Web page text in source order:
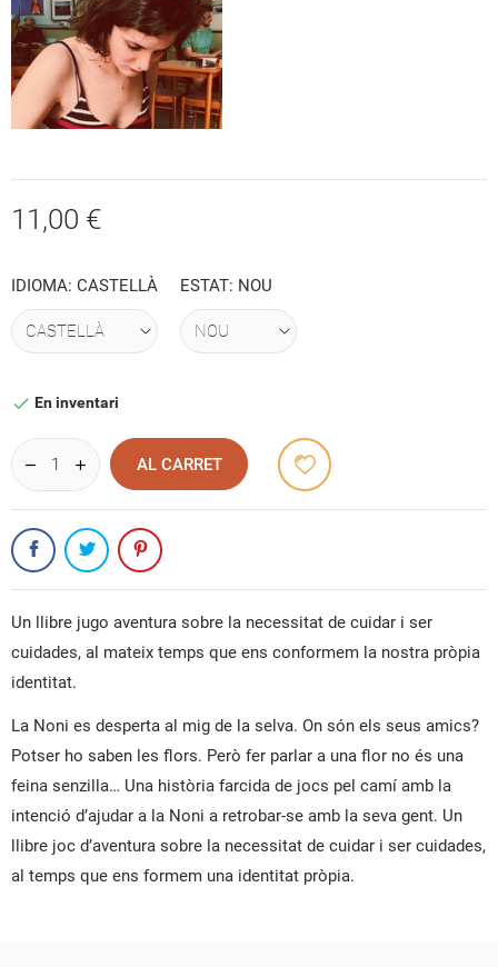
11,00 €
IDIOMA: CASTELLÀ ESTAT: NOU
 En inventari
AL CARRET
Un llibre jugo aventura sobre la necessitat de cuidar i ser
cuidades, al mateix temps que ens conformem la nostra pròpia
identitat.
La Noni es desperta al mig de la selva. On són els seus amics?
Potser ho saben les flors. Però fer parlar a una flor no és una
feina senzilla… Una història farcida de jocs pel camí amb la
intenció d’ajudar a la Noni a retrobar-se amb la seva gent. Un
llibre joc d’aventura sobre la necessitat de cuidar i ser cuidades,
al temps que ens formem una identitat pròpia.
LES MEVES LLISTES DE DESITJOS
add_circle_outlineCREAR UNA LLISTA NOVA
CREAR UNA LLISTA DE DESITJOS
NOM DE LA LLISTA DE DESITJOS
CONNECTAR-SE
PER A DESAR ELS PRODUCTES A LA VOSTRA LLISTA DE
DESITJOS, HEU DE CONNECTAR-VOS.